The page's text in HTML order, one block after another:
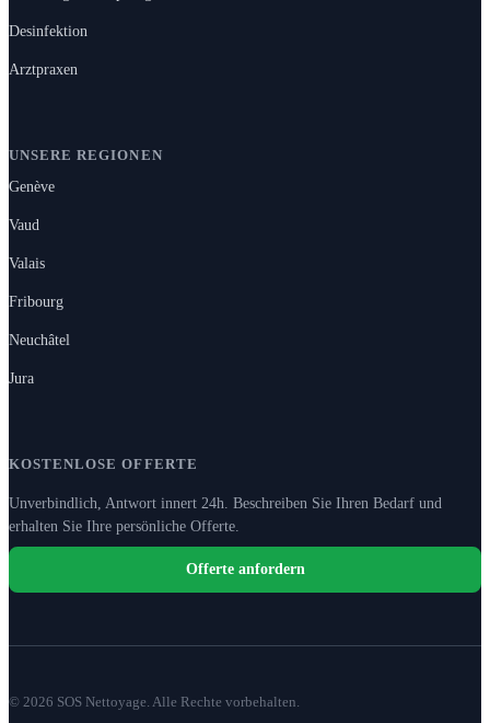
Desinfektion
Arztpraxen
UNSERE REGIONEN
Genève
Vaud
Valais
Fribourg
Neuchâtel
Jura
KOSTENLOSE OFFERTE
Unverbindlich, Antwort innert 24h. Beschreiben Sie Ihren Bedarf und
erhalten Sie Ihre persönliche Offerte.
Offerte anfordern
© 2026 SOS Nettoyage. Alle Rechte vorbehalten.